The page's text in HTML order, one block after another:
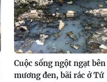
Cuộc sống ngột ngạt bên
mương đen, bãi rác ở Tứ